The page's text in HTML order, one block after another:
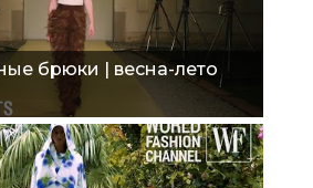
брюки | весна-лето